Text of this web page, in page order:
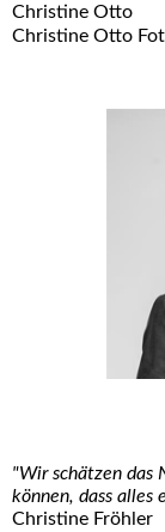
Christine Otto
Christine Otto
"Wir schätzen das
können, dass alles
Christine Fröhler